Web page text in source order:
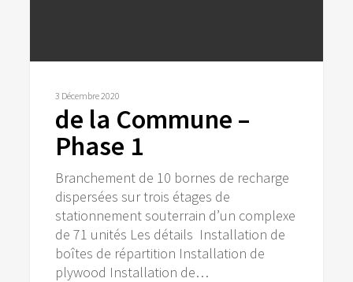
3 Décembre 2020
de la Commune –
Phase 1
Branchement de 10 bornes de recharge
dispersées sur trois étages de
stationnement souterrain d’un complexe
de 71 unités Les détails Installation de
boîtes de répartition Installation de
plywood Installation de…